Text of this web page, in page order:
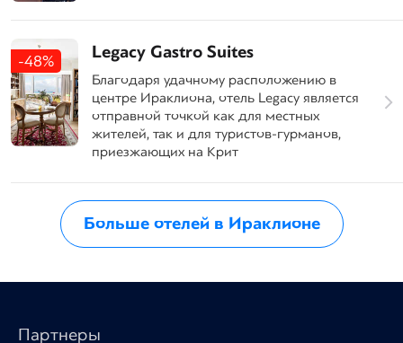
-48% Legacy Gastro Suites
Благодаря удачному расположению в
центре Ираклиона, отель Legacy является
отправной точкой как для местных
жителей, так и для туристов-гурманов,
приезжающих на Крит
Больше отелей в Ираклионе
Партнеры